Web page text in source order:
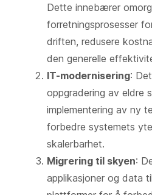
Dette innebærer
forretningsprosesser
driften, redusere
den generelle
IT-modernisering:
oppgradering av eldre
implementering av ny
forbedre systemets
skalerbarhet.
Migrering til skyen:
applikasjoner og data